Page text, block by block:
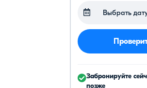
Выбрать
Забронируйте
позже